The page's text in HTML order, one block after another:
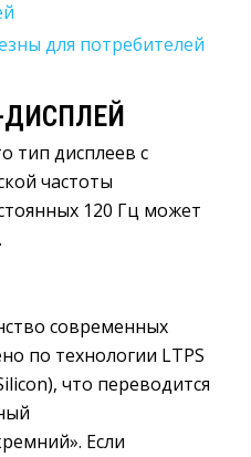
для потребителей
ДИСПЛЕЙ
тип дисплеев c
частоты
120 Гц может
современных
по технологии LTPS
что переводится
Если